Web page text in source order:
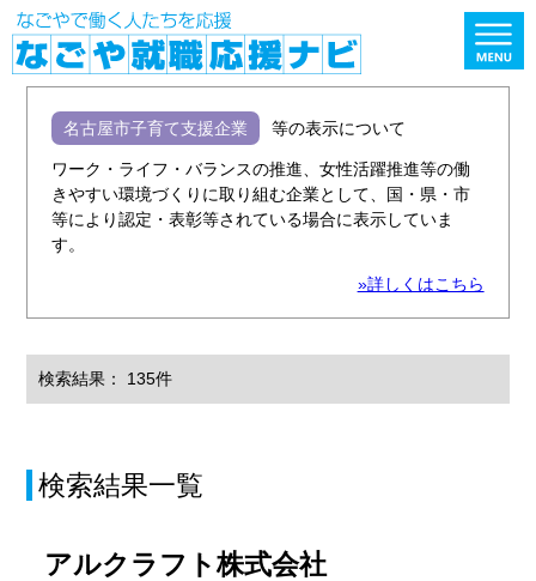
名古屋市子育て支援企業 等の表示について
ワーク・ライフ・バランスの推進、女性活躍推進等の働
きやすい環境づくりに取り組む企業として、国・県・市
等により認定・表彰等されている場合に表示していま
す。
»詳しくはこちら
検索結果： 135件
検索結果一覧
アルクラフト株式会社